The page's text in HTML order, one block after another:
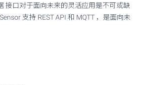
接口对于面向未来的灵活应用是不可或缺
支持 REST API 和 MQTT ，是面向未